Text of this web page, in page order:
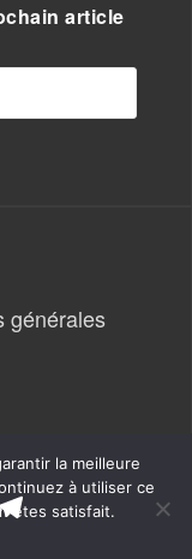
article
générales
T
e
la meilleure
à utiliser ce
êtes satisfait.